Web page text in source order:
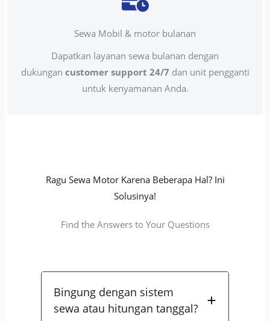
Sewa Mobil & motor bulanan
Dapatkan layanan sewa bulanan dengan
dukungan customer support 24/7 dan unit pengganti
untuk kenyamanan Anda.
Ragu Sewa Motor Karena Beberapa Hal? Ini
Solusinya!
Find the Answers to Your Questions
Bingung dengan sistem
sewa atau hitungan tanggal?